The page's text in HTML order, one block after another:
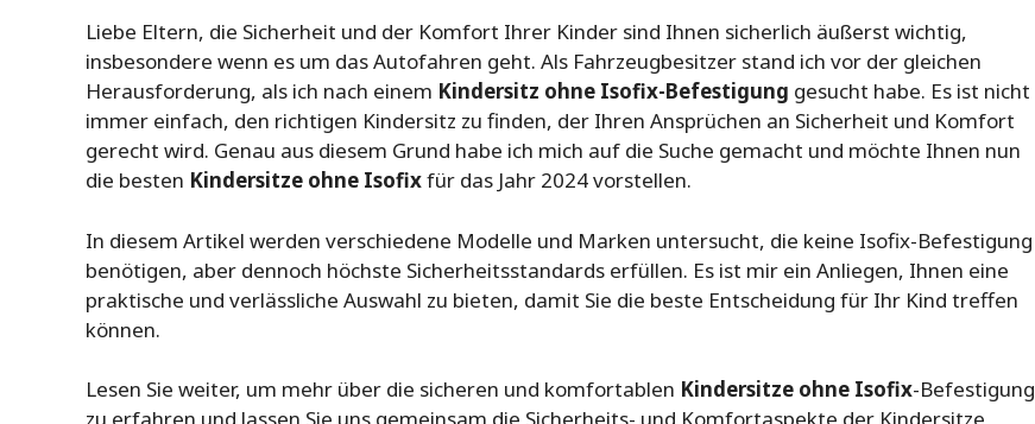
Liebe Eltern, die Sicherheit und der Komfort Ihrer Kinder sind Ihnen sicherlich äußerst wichtig,
insbesondere wenn es um das Autofahren geht. Als Fahrzeugbesitzer stand ich vor der gleichen
Herausforderung, als ich nach einem Kindersitz ohne Isofix-Befestigung gesucht habe. Es ist nicht
immer einfach, den richtigen Kindersitz zu finden, der Ihren Ansprüchen an Sicherheit und Komfort
gerecht wird. Genau aus diesem Grund habe ich mich auf die Suche gemacht und möchte Ihnen nun
die besten Kindersitze ohne Isofixfür das Jahr 2024 vorstellen.
In diesem Artikel werden verschiedene Modelle und Marken untersucht, die keine Isofix-Befestigung
benötigen, aber dennoch höchste Sicherheitsstandards erfüllen. Es ist mir ein Anliegen, Ihnen eine
praktische und verlässliche Auswahl zu bieten, damit Sie die beste Entscheidung für Ihr Kind treffen
können.
Lesen Sie weiter, um mehr über die sicheren und komfortablen Kindersitze ohne Isofix-Befestigung